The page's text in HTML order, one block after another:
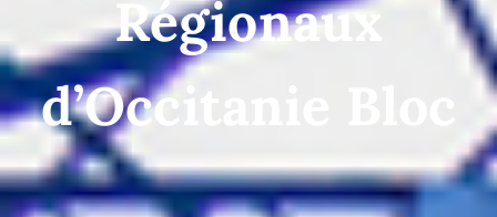
Régionaux
d’Occitanie Bloc